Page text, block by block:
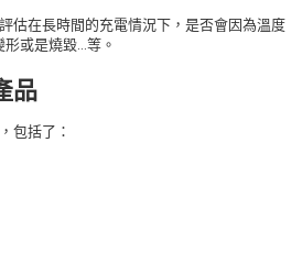
估在長時間的充電情況下，是否會因為溫度
或是燒毀…等。
品
包括了：